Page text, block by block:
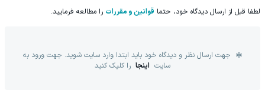
لطفا قبل از ارسال دیدگاه خود، حتما قوانین و مقررات را مطالعه فرمایید.
جهت ارسال نظر و دیدگاه خود باید ابتدا وارد سایت شوید. جهت ورود به
سایت اینجا را کلیک کنید